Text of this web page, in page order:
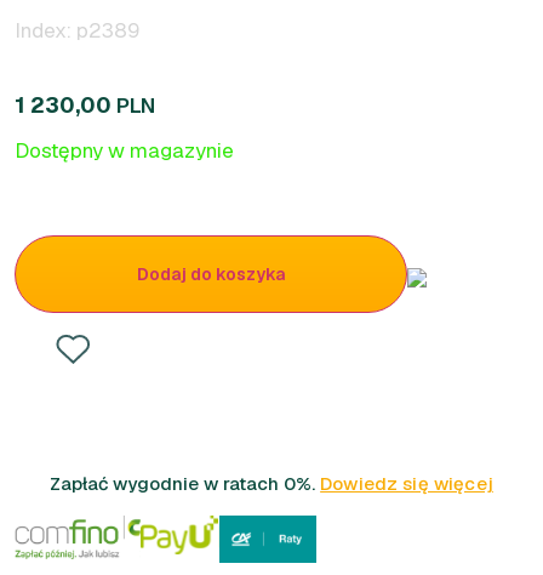
Index: p2389
1 230,00 PLN
Dostępny w magazynie
Dodaj do koszyka
Zapłać wygodnie w ratach 0%. Dowiedz się więcej